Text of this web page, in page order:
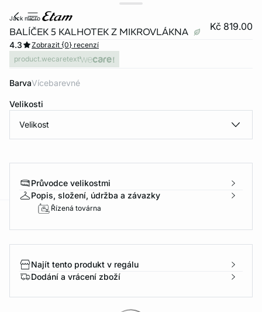
jack micro
BALÍČEK 5 KALHOTEK Z MIKROVLÁKNA Kč 819.00
4.3
Zobrazit {0} recenzí
product.wecaretext
Barva vícebarevné
Velikosti
Velikost
Průvodce velikostmi
Popis, složení, údržba a závazky
Řízená továrna
Najít tento produkt v regálu
Dodání a vrácení zboží